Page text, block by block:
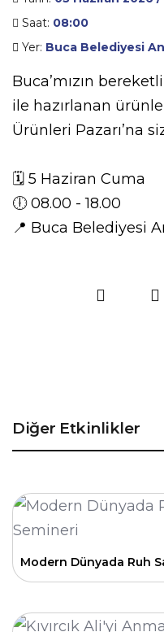
Saat: 08:00
Yer: Buca Belediyesi
Buca’mızın
ile hazırlanan
Ürünleri Pazarı’na
🗓️ 5 Haziran Cuma
🕕 08.00 - 18.00
📍 Buca Belediyesi
Diğer Etkinlikler
Modern Dünyada Ruh